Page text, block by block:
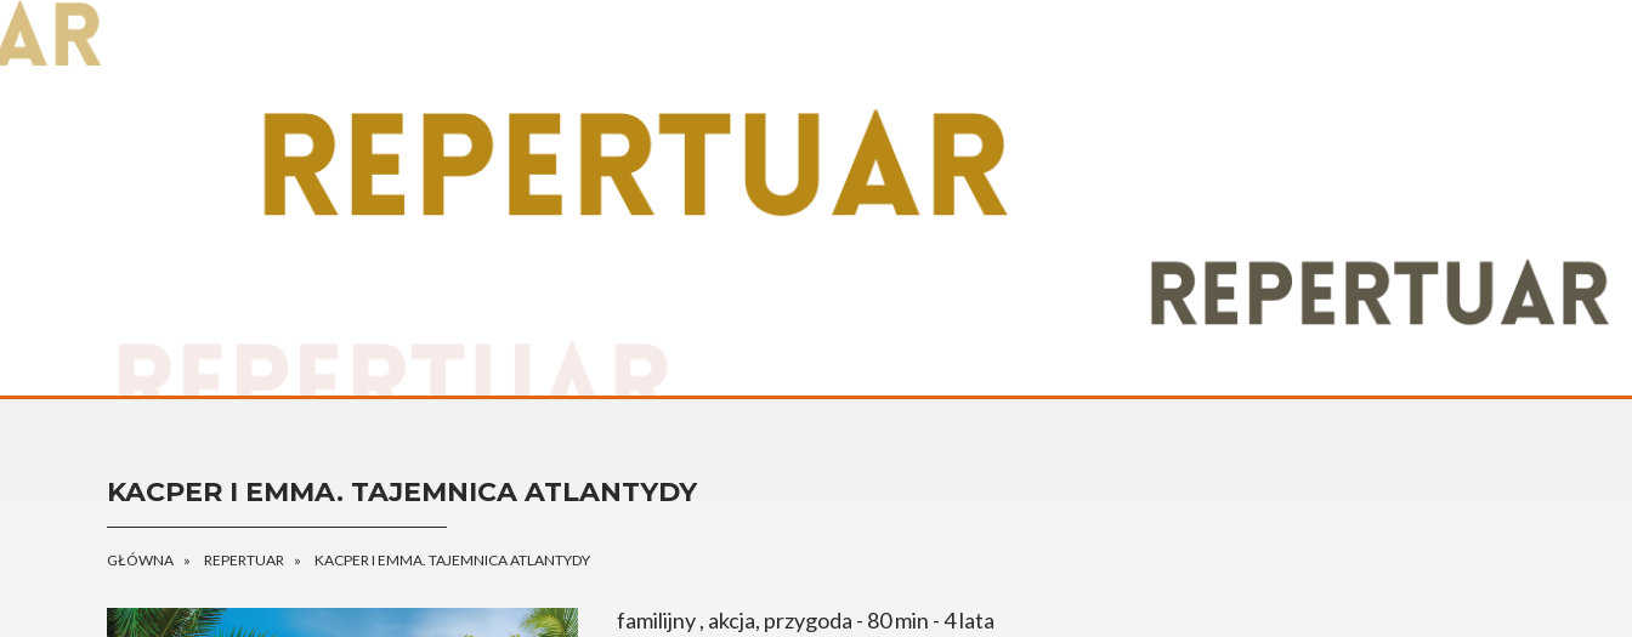
KACPER I EMMA. TAJEMNICA ATLANTYDY
GŁÓWNA REPERTUAR KACPER I EMMA. TAJEMNICA ATLANTYDY
familijny , akcja, przygoda - 80 min - 4 lata